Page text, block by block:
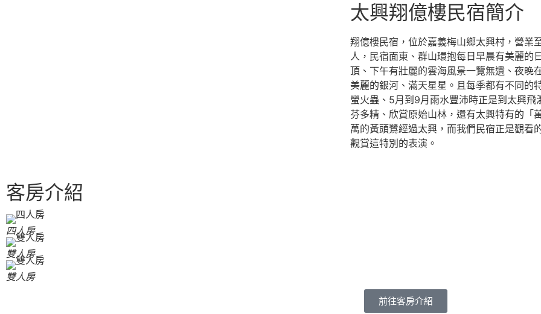
太興翔億樓民宿簡介
翔億樓民宿，位於嘉義梅山鄉太興村，營業
人，民宿面東、群山環抱每日早晨有美麗的
頂、下午有壯麗的雲海風景一覽無遺、夜晚
美麗的銀河、滿天星星。且每季都有不同的
螢火蟲、5月到9月雨水豐沛時正是到太興飛
芬多精、欣賞原始山林，還有太興特有的「
萬的黃頭鷺經過太興，而我們民宿正是觀看
觀賞這特別的表演。
客房介紹
四人房
雙人房
雙人房
前往客房介紹